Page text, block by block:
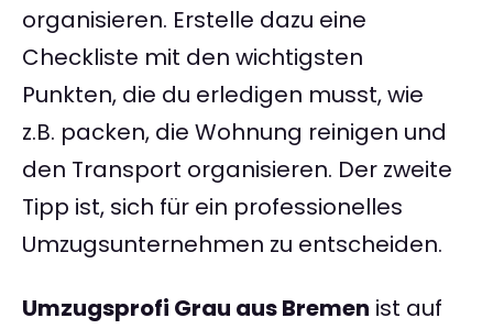
organisieren. Erstelle dazu eine
Checkliste mit den wichtigsten
Punkten, die du erledigen musst, wie
z.B. packen, die Wohnung reinigen und
den Transport organisieren. Der zweite
Tipp ist, sich für ein professionelles
Umzugsunternehmen zu entscheiden.
Umzugsprofi Grau aus Bremen ist auf